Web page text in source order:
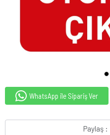
WhatsApp ile Sipariş Ver
Paylaş :